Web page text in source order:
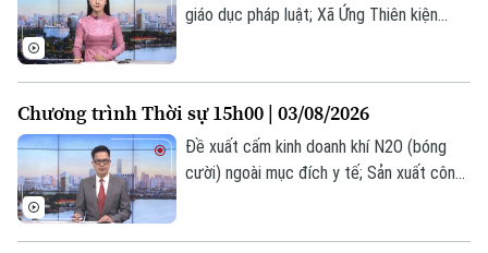
Chính trị
An ninh trật tự
Công nghệ
Nhịp sống Hà Nội
Người Hà Nội
Khoảnh khắc Hà Nội
Ẩm thực
Thế giới
Quân sự
Hồ sơ
Kinh tế
Tin tức
Cafe sáng
Nhà đất
Tin tức
Tàu và Xe
giáo dục pháp luật; Xã Ứng Thiên kiện
chú ý trong chương trình hôm nay.
Chương trình Thời sự 15h00 | 03/08/2026
Đề xuất cấm kinh doanh khí N2O (bóng
cười) ngoài mục đích y tế; Sản xuất công